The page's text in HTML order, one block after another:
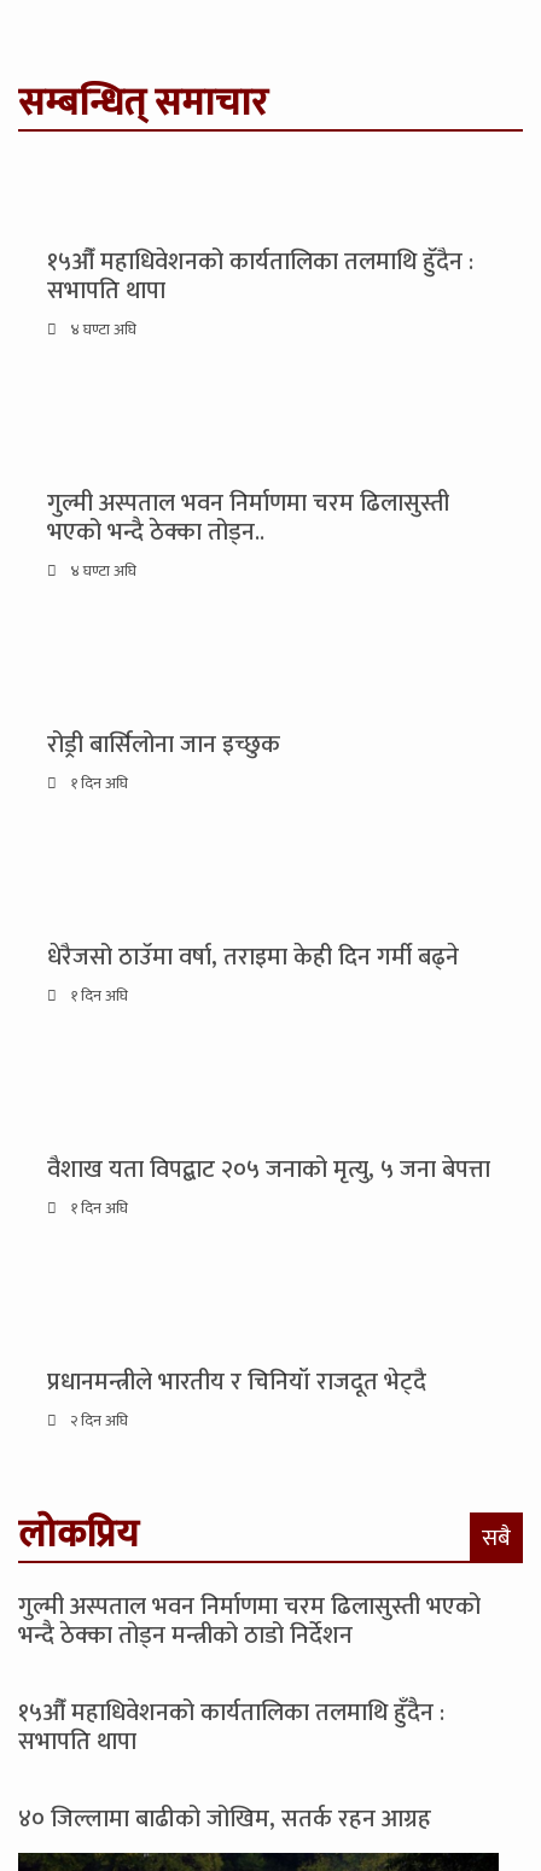
सम्बन्धित् समाचार
१५औँ महाधिवेशनको कार्यतालिका तलमाथि हुँदैन :
सभापति थापा
४ घण्टा अघि
गुल्मी अस्पताल भवन निर्माणमा चरम ढिलासुस्ती
भएको भन्दै ठेक्का तोड्न..
४ घण्टा अघि
रोड्री बार्सिलोना जान इच्छुक
१ दिन अघि
धेरैजसो ठाउँमा वर्षा, तराइमा केही दिन गर्मी बढ्ने
१ दिन अघि
वैशाख यता विपद्बाट २०५ जनाको मृत्यु, ५ जना बेपत्ता
१ दिन अघि
प्रधानमन्त्रीले भारतीय र चिनियाँ राजदूत भेट्दै
२ दिन अघि
लोकप्रिय सबै
गुल्मी अस्पताल भवन निर्माणमा चरम ढिलासुस्ती भएको
भन्दै ठेक्का तोड्न मन्त्रीको ठाडो निर्देशन
१५औँ महाधिवेशनको कार्यतालिका तलमाथि हुँदैन :
सभापति थापा
४० जिल्लामा बाढीको जोखिम, सतर्क रहन आग्रह